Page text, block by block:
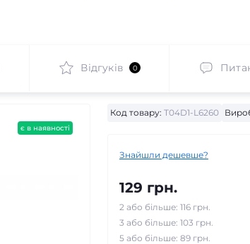
Відгуків 0
є в наявності
Код товару: T04D1-L6260
Знайшли дешевше?
129 грн.
2 або більше: 116 грн.
3 або більше: 103 грн.
5 або більше: 89 грн.